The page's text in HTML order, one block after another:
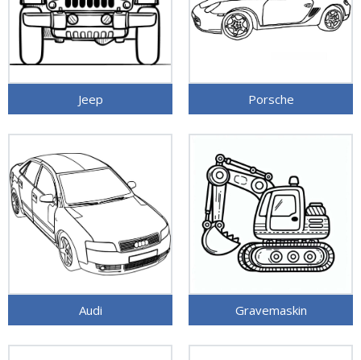
Jeep Porsche
Audi Gravemaskin